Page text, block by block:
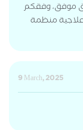
موفق، وفقكم
علاجية منظمة
9 March, 2025